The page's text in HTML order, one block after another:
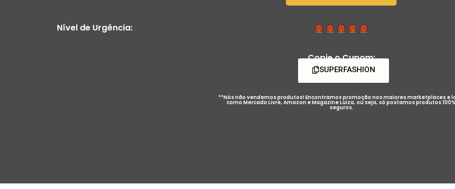
Nível de Urgência:
Copie o Cupom:
SUPERFASHION
**Nós não vendemos produtos! Encontramos promoção nos maiores marketplaces e
como Mercado Livre, Amazon e Magazine Luiza, ou seja, só postamos produtos 100%
seguros.